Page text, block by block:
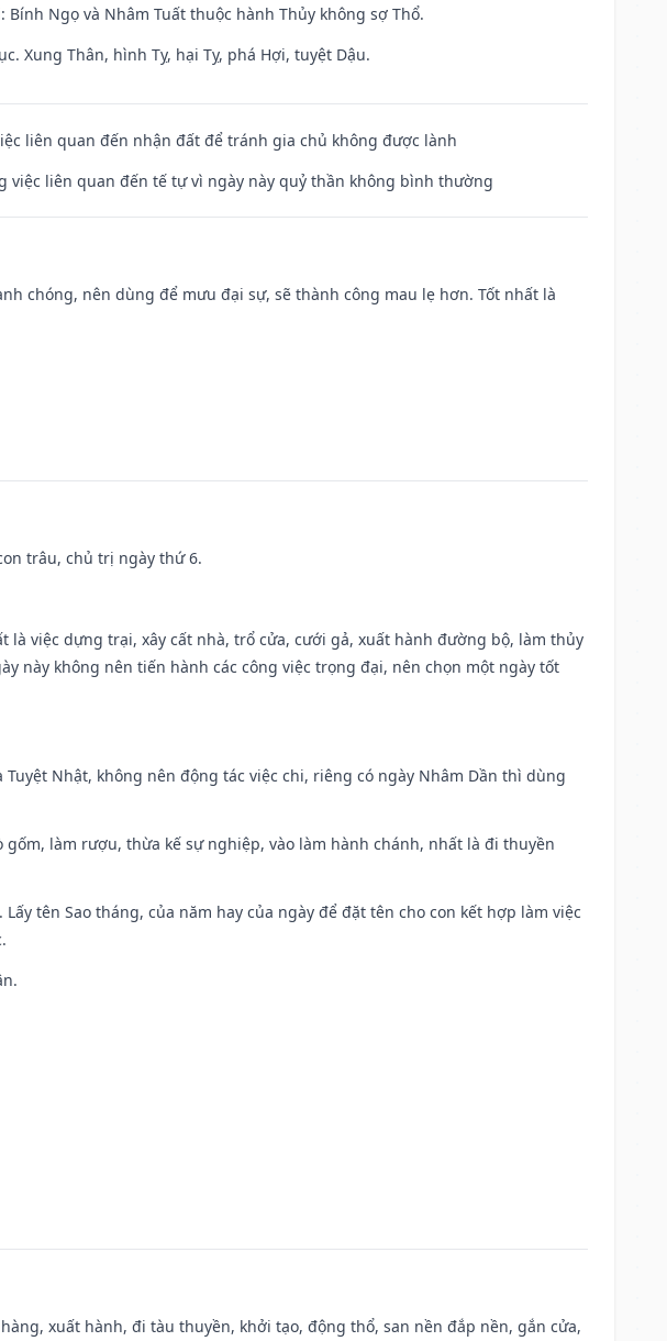
Ngọ và Nhâm Tuất thuộc hành Thủy không sợ Thổ.
Xung Thân, hình Tỵ, hại Tỵ, phá Hợi, tuyệt Dậu.
liên quan đến nhận đất để tránh gia chủ không được lành
việc liên quan đến tế tự vì ngày này quỷ thần không bình thường
chóng, nên dùng để mưu đại sự, sẽ thành công mau lẹ hơn. Tốt nhất là
trâu, chủ trị ngày thứ 6.
là việc dựng trại, xây cất nhà, trổ cửa, cưới gả, xuất hành đường bộ, làm thủy
này không nên tiến hành các công việc trọng đại, nên chọn một ngày tốt
Nhật, không nên động tác việc chi, riêng có ngày Nhâm Dần thì dùng
gốm, làm rượu, thừa kế sự nghiệp, vào làm hành chánh, nhất là đi thuyền
tên Sao tháng, của năm hay của ngày để đặt tên cho con kết hợp làm việc
xuất hành, đi tàu thuyền, khởi tạo, động thổ, san nền đắp nền, gắn cửa,